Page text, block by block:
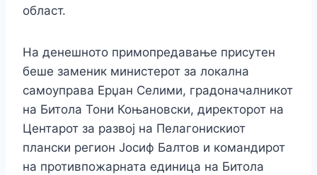
област.
На денешното примопредавање присутен
беше заменик министерот за локална
самоуправа Ерџан Селими, градоначалникот
на Битола Тони Коњановски, директорот на
Центарот за развој на Пелагонискиот
плански регион Јосиф Балтов и командирот
на противпожарната единица на Битола